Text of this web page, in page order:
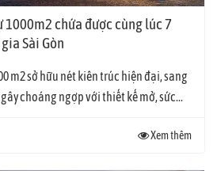
1000m2 chứa được cùng lúc 7
Sài Gòn
m2 sở hữu nét kiên trúc hiện đại, sang
choáng ngợp với thiết kế mở, sức...
Xem thêm